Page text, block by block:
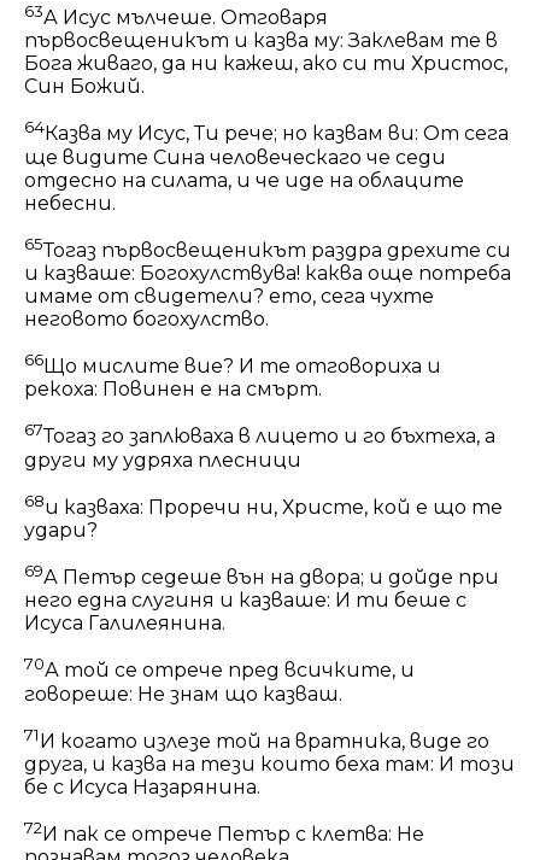
63А Исус мълчеше. Отговаря
първосвещеникът и казва му: Заклевам те в
Бога живаго, да ни кажеш, ако си ти Христос,
Син Божий.
64Казва му Исус, Ти рече; но казвам ви: От сега
ще видите Сина человеческаго че седи
отдесно на силата, и че иде на облаците
небесни.
65Тогаз първосвещеникът раздра дрехите си
и казваше: Богохулствува! каква още потреба
имаме от свидетели? ето, сега чухте
неговото богохулство.
66Що мислите вие? И те отговориха и
рекоха: Повинен е на смърт.
67Тогаз го заплюваха в лицето и го бъхтеха, а
други му удряха плесници
68и казваха: Проречи ни, Христе, кой е що те
удари?
69А Петър седеше вън на двора; и дойде при
него една слугиня и казваше: И ти беше с
Исуса Галилеянина.
70А той се отрече пред всичките, и
говореше: Не знам що казваш.
71И когато излезе той на вратника, виде го
друга, и казва на тези които беха там: И този
бе с Исуса Назарянина.
72 И пак се отрече Петър с клетва: Не